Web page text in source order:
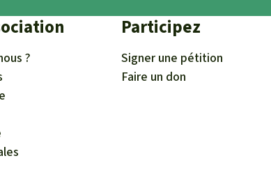
?
Participez
Signer une pétition
Faire un don